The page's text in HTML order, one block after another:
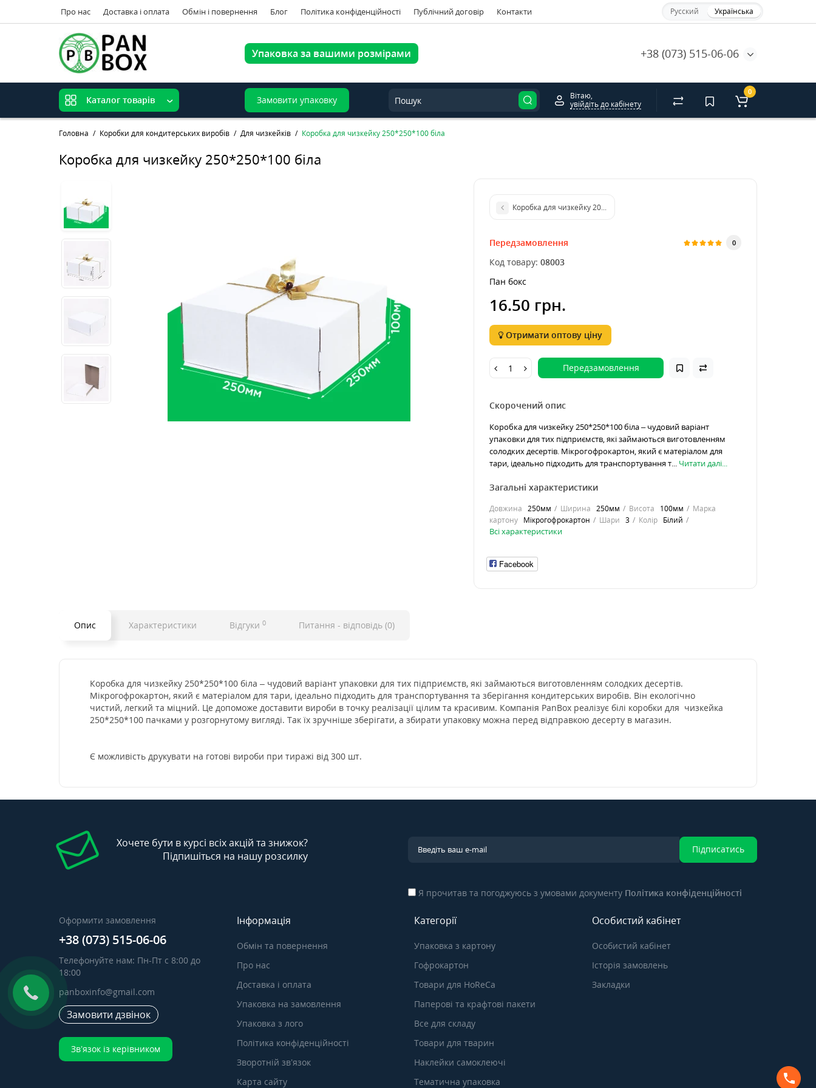
Про нас Доставка і оплата Обмін і повернення Блог Політика конфіденційності Публічний договір Контакти Русский Українська
+38 (073) 515-06-06
Упаковка за вашими розмірами
Каталог товарів Замовити упаковку
Вітаю,
увійдіть до кабінету
0
Головна Коробки для кондитерських виробів Для чизкейків Коробка для чизкейку 250*250*100 біла
Коробка для чизкейку 250*250*100 біла
Коробка для чизкейку 205*205*110 мм біла
Передзамовлення 0
Код товару: 08003
Пан бокс
16.50 грн.
Отримати оптову ціну
Передзамовлення
Скорочений опис
Коробка для чизкейку 250*250*100 біла – чудовий варіант
упаковки для тих підприємств, які займаються виготовленням
солодких десертів. Мікрогофрокартон, який є матеріалом для
тари, ідеально підходить для транспортування т... Читати далі...
Загальні характеристики
Довжина 250мм Ширина 250мм Висота 100мм
Марка
картону
Мікрогофрокартон Шари 3 Колір Білий
Всі характеристики
Facebook
Опис Характеристики Відгуки 0 Питання - відповідь (0)
Коробка для чизкейку 250*250*100 біла – чудовий варіант упаковки для тих підприємств, які займаються виготовленням солодких десертів.
Мікрогофрокартон, який є матеріалом для тари, ідеально підходить для транспортування та зберігання кондитерських виробів. Він екологічно
чистий, легкий та міцний. Це допоможе доставити вироби в точку реалізації цілим та красивим. Компанія PanBox реалізує білі коробки для чизкейка
250*250*100 пачками у розгорнутому вигляді. Так їх зручніше зберігати, а збирати упаковку можна перед відправкою десерту в магазин.
Є можливість друкувати на готові вироби при тиражі від 300 шт.
Хочете бути в курсі всіх акцій та знижок?
Підпишіться на нашу розсилку
Підписатись
Я прочитав та погоджуюсь з умовами документу Політика конфіденційності
Оформити замовлення
+38 (073) 515-06-06
Телефонуйте нам: Пн-Пт с 8:00 до
18:00
panboxinfo@gmail.com
Замовити дзвінок
Зв’язок із керівником
Інформація
Обмін та повернення
Про нас
Доставка і оплата
Упаковка на замовлення
Упаковка з лого
Політика конфіденційності
Зворотній зв’язок
Карта сайту
Категорії
Упаковка з картону
Гофрокартон
Товари для HoReCa
Паперові та крафтові пакети
Все для складу
Товари для тварин
Наклейки самоклеючі
Тематична упаковка
Особистий кабінет
Особистий кабінет
Історія замовлень
Закладки